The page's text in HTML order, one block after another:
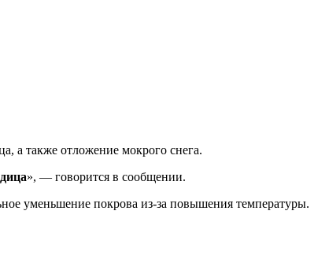
а также отложение мокрого снега.
», — говорится в сообщении.
уменьшение покрова из-за повышения температуры.